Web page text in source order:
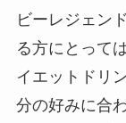
ビーレジェン
る方にとって
イエットドリ
分の好みに合